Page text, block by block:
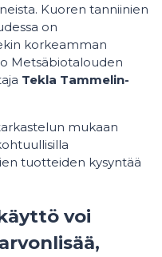
Kuoren tanniinien
on
korkeamman
Metsäbiotalouden
Tekla Tammelin-
mukaan
tuotteiden kysyntää
voi